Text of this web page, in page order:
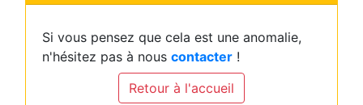
Si vous pensez que cela est une anomalie,
n'hésitez pas à nous contacter !
Retour à l'accueil